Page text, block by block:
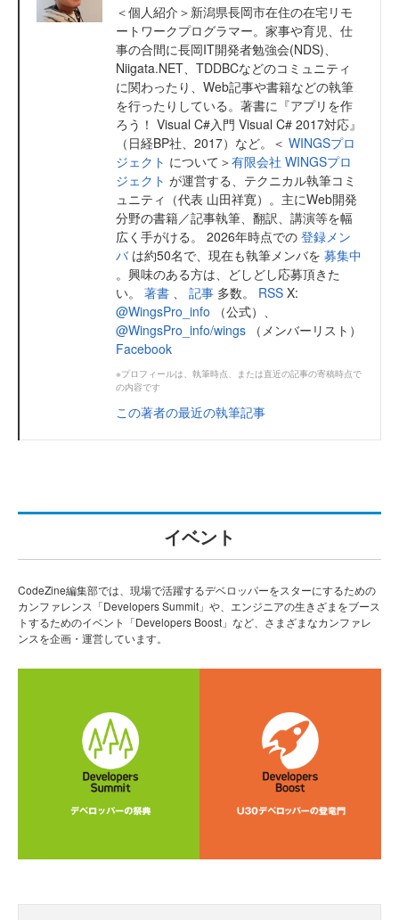
＜個人紹介＞新潟県長岡市在住の在宅リモ
ートワークプログラマー。家事や育児、仕
事の合間に長岡IT開発者勉強会(NDS)、
Niigata.NET、TDDBCなどのコミュニティ
に関わったり、Web記事や書籍などの執筆
を行ったりしている。著書に『アプリを作
ろう！ Visual C#入門 Visual C# 2017対応』
（日経BP社、2017）など。＜ WINGSプロ
ジェクト について＞有限会社 WINGSプロ
ジェクト が運営する、テクニカル執筆コミ
ュニティ（代表 山田祥寛）。主にWeb開発
分野の書籍／記事執筆、翻訳、講演等を幅
広く手がける。 2026年時点での 登録メン
バ は約50名で、現在も執筆メンバを 募集中
。興味のある方は、どしどし応募頂きた
い。 著書 、 記事 多数。 RSS X:
@WingsPro_info
（公式）、
@WingsPro_info/wings
（メンバーリスト）
Facebook
※プロフィールは、執筆時点、または直近の記事の寄稿時点で
の内容です
この著者の最近の執筆記事
イベント
CodeZine編集部では、現場で活躍するデベロッパーをスターにするための
カンファレンス「Developers Summit」や、エンジニアの生きざまをブース
トするためのイベント「Developers Boost」など、さまざまなカンファレ
ンスを企画・運営しています。